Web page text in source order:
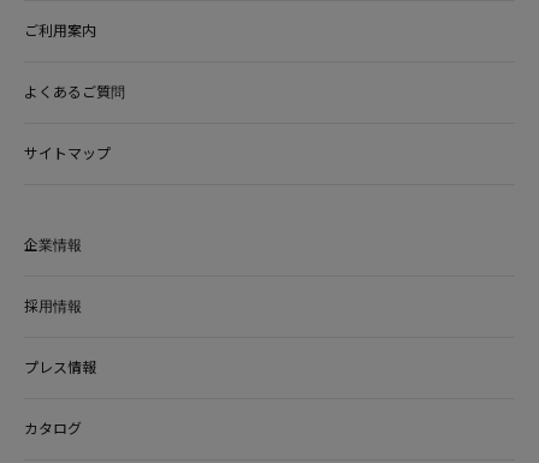
ご利用案内
よくあるご質問
サイトマップ
企業情報
採用情報
プレス情報
カタログ